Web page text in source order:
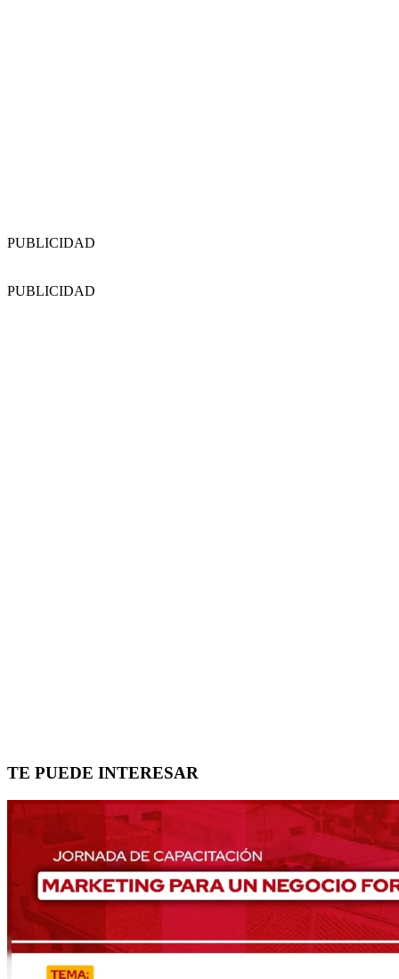
PUBLICIDAD
PUBLICIDAD
TE PUEDE INTERESAR